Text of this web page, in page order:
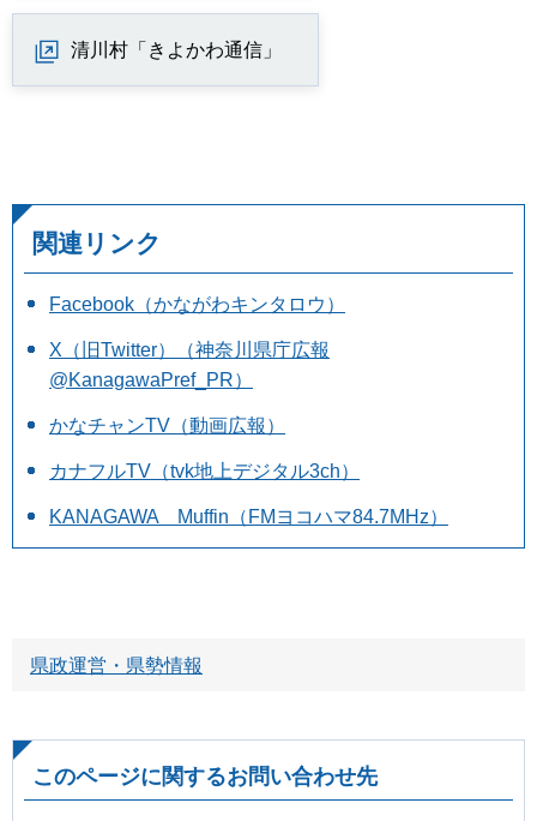
清川村「きよかわ通信」
関連リンク
Facebook（かながわキンタロウ）
X（旧Twitter）（神奈川県庁広報
@KanagawaPref_PR）
かなチャンTV（動画広報）
カナフルTV（tvk地上デジタル3ch）
KANAGAWA Muffin（FMヨコハマ84.7MHz）
県政運営・県勢情報
このページに関するお問い合わせ先